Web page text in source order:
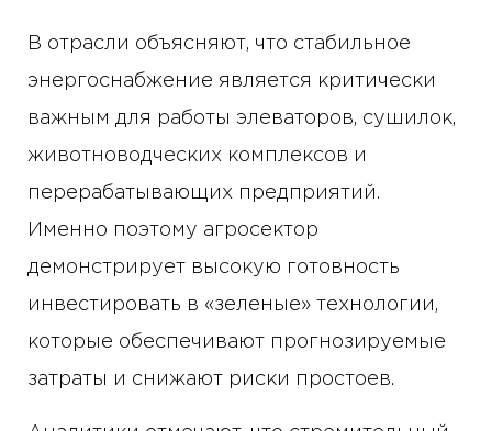
В отрасли объясняют, что стабильное
энергоснабжение является критически
важным для работы элеваторов, сушилок,
животноводческих комплексов и
перерабатывающих предприятий.
Именно поэтому агросектор
демонстрирует высокую готовность
инвестировать в «зеленые» технологии,
которые обеспечивают прогнозируемые
затраты и снижают риски простоев.